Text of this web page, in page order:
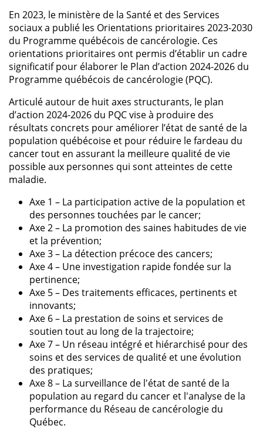
En 2023, le ministère de la Santé et des Services
sociaux a publié les Orientations prioritaires 2023-2030
du Programme québécois de cancérologie. Ces
orientations prioritaires ont permis d’établir un cadre
significatif pour élaborer le Plan d’action 2024-2026 du
Programme québécois de cancérologie (PQC).
Articulé autour de huit axes structurants, le plan
d’action 2024-2026 du PQC vise à produire des
résultats concrets pour améliorer l’état de santé de la
population québécoise et pour réduire le fardeau du
cancer tout en assurant la meilleure qualité de vie
possible aux personnes qui sont atteintes de cette
maladie.
Axe 1 – La participation active de la population et
des personnes touchées par le cancer;
Axe 2 – La promotion des saines habitudes de vie
et la prévention;
Axe 3 – La détection précoce des cancers;
Axe 4 – Une investigation rapide fondée sur la
pertinence;
Axe 5 – Des traitements efficaces, pertinents et
innovants;
Axe 6 – La prestation de soins et services de
soutien tout au long de la trajectoire;
Axe 7 – Un réseau intégré et hiérarchisé pour des
soins et des services de qualité et une évolution
des pratiques;
Axe 8 – La surveillance de l'état de santé de la
population au regard du cancer et l'analyse de la
performance du Réseau de cancérologie du
Québec.